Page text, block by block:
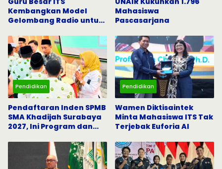
Kembangkan Model
Gelombang Radio untuk
Darurat
Mahasiswa
Pascasarjana
Pendidikan
Pendaftaran Inden SPMB
SMA Khadijah Surabaya
2027, Ini Program dan
Pendidikan
Wamen Diktisaintek
Minta Mahasiswa ITS Tak
Terjebak Euforia AI